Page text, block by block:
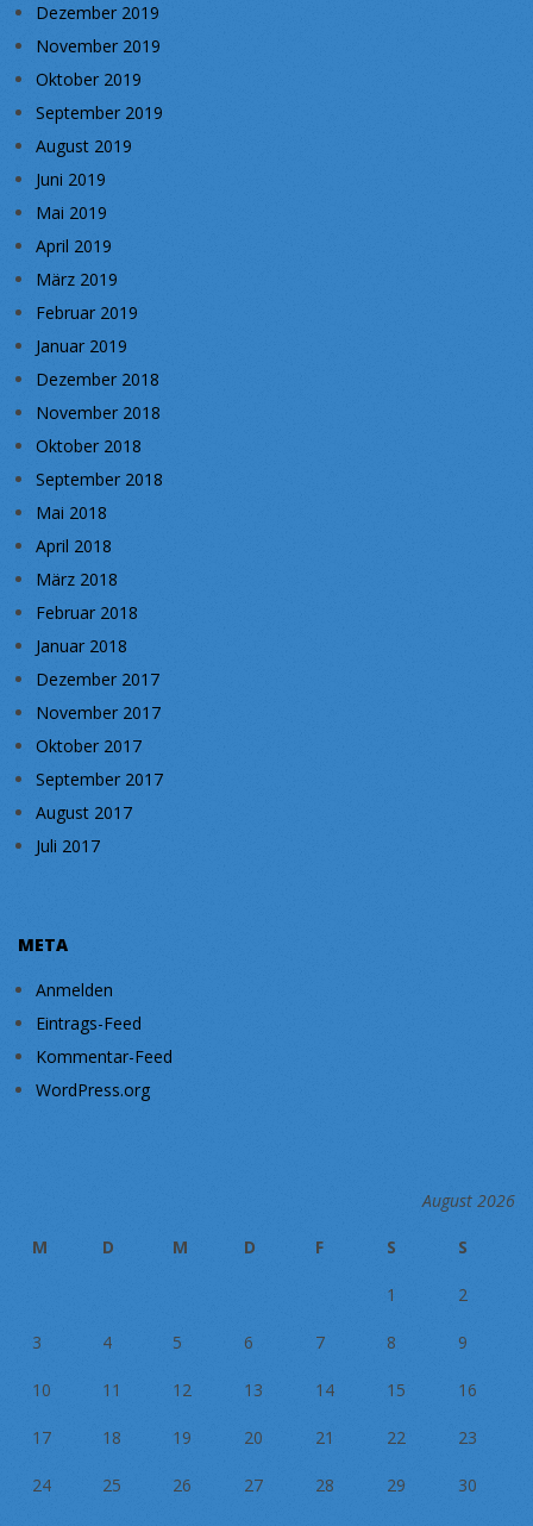
Dezember 2019
November 2019
Oktober 2019
September 2019
August 2019
Juni 2019
Mai 2019
April 2019
März 2019
Februar 2019
Januar 2019
Dezember 2018
November 2018
Oktober 2018
September 2018
Mai 2018
April 2018
März 2018
Februar 2018
Januar 2018
Dezember 2017
November 2017
Oktober 2017
September 2017
August 2017
Juli 2017
META
Anmelden
Eintrags-Feed
Kommentar-Feed
WordPress.org
August 2026
M D M D F S S
1 2
3 4 5 6 7 8 9
10 11 12 13 14 15 16
17 18 19 20 21 22 23
24 25 26 27 28 29 30